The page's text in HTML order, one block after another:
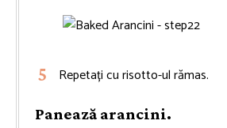
Repetați cu risotto-ul rămas.
Panează arancini.